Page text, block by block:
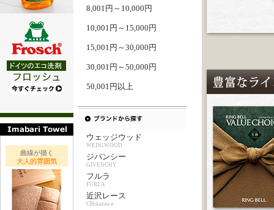
曲線が描く
大人的雰囲気
8,001円～10,000円
10,001円～15,000円
15,001円～30,000円
30,001円～50,000円
50,001円以上
ウェッジウッド
WEDGWOOD
ジバンシー
GIVENCHY
フルラ
FURLA
近沢レース
CHikazawa